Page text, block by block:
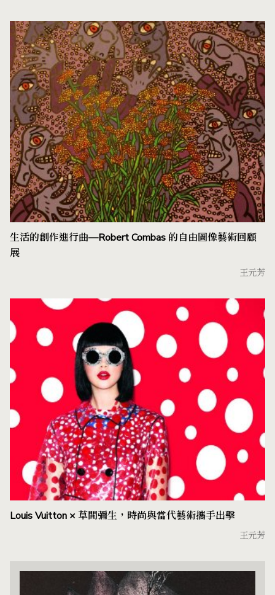
生活的創作進行曲—Robert Combas 的自由圖像藝術回顧
展
王元芳
Louis Vuitton × 草間彌生，時尚與當代藝術攜手出擊
王元芳